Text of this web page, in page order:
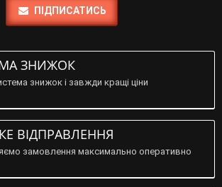
ПІДПИСАТИСЬ
ЗНИЖОК
знижок і завжди кращі ціни
ВІДПРАВЛЕННЯ
замовлення максимально оперативно